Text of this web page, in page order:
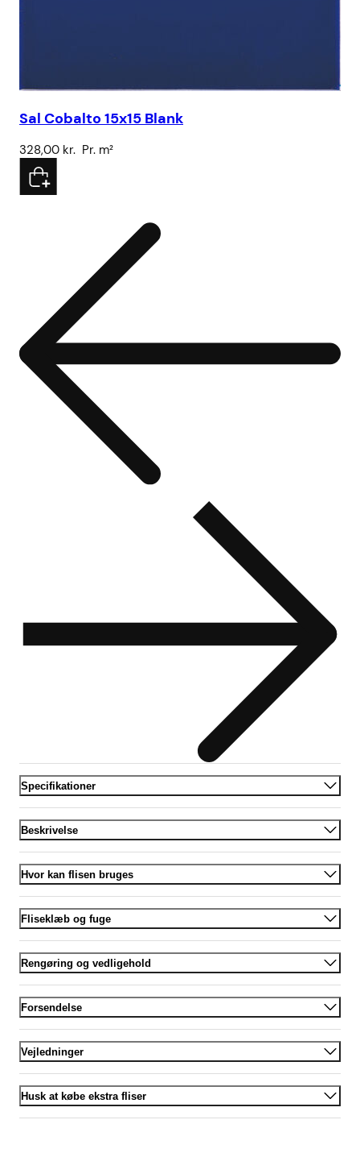
Sal Cobalto 15x15 Blank
328,00 kr. Pr. m²
Specifikationer
Beskrivelse
Hvor kan flisen bruges
Fliseklæb og fuge
Rengøring og vedligehold
Forsendelse
Vejledninger
Husk at købe ekstra fliser